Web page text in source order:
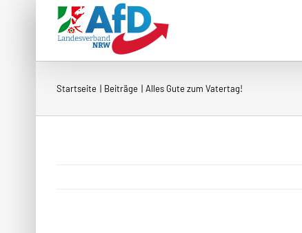
Startseite Beiträge Alles Gute zum Vatertag!